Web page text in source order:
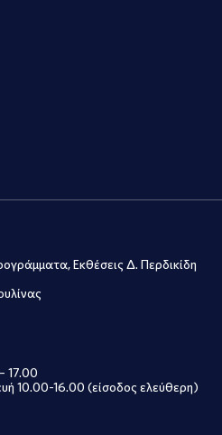
Εκθέσεις Δ. Περδικίδη
17.00
10.00-16.00 (είσοδος ελεύθερη)